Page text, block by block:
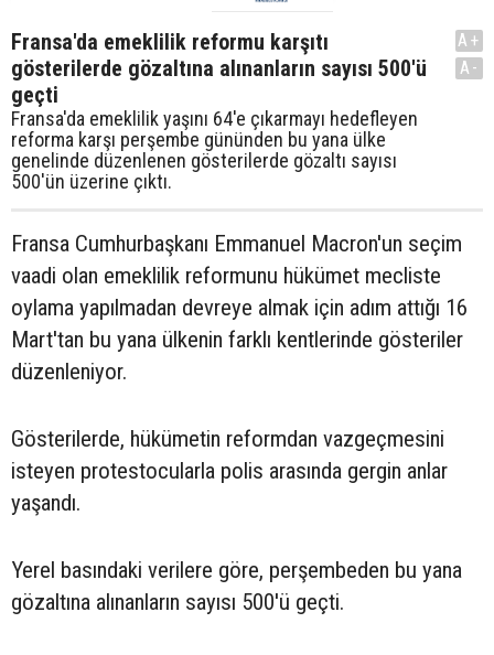
Fransa'da emeklilik reformu karşıtı
gösterilerde gözaltına alınanların sayısı 500'ü
geçti
Fransa'da emeklilik yaşını 64'e çıkarmayı hedefleyen
reforma karşı perşembe gününden bu yana ülke
genelinde düzenlenen gösterilerde gözaltı sayısı
500'ün üzerine çıktı.
A+
A-
Fransa Cumhurbaşkanı Emmanuel Macron'un seçim
vaadi olan emeklilik reformunu hükümet mecliste
oylama yapılmadan devreye almak için adım attığı 16
Mart'tan bu yana ülkenin farklı kentlerinde gösteriler
düzenleniyor.
Gösterilerde, hükümetin reformdan vazgeçmesini
isteyen protestocularla polis arasında gergin anlar
yaşandı.
Yerel basındaki verilere göre, perşembeden bu yana
gözaltına alınanların sayısı 500'ü geçti.